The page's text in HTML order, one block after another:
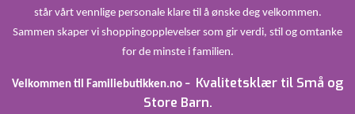
står vårt vennlige personale klare til å ønske deg velkommen.
Sammen skaper vi shoppingopplevelser som gir verdi, stil og omtanke
for de minste i familien.
Velkommen til Familiebutikken.no – Kvalitetsklær til Små og
Store Barn.